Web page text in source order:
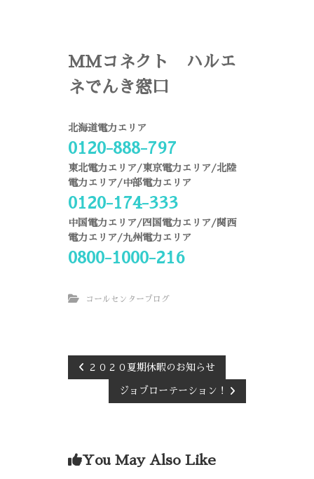
MMコネクト ハルエ
ネでんき窓口
北海道電力エリア
0120-888-797
東北電力エリア/東京電力エリア/北陸
電力エリア/中部電力エリア
0120-174-333
中国電力エリア/四国電力エリア/関西
電力エリア/九州電力エリア
0800-1000-216
コールセンターブログ
２０２０夏期休暇のお知らせ
ジョブローテーション！
You May Also Like